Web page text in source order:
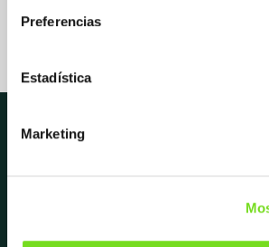
Preferencias
Estadística
Marketing
Arena Moldeo Mecánico